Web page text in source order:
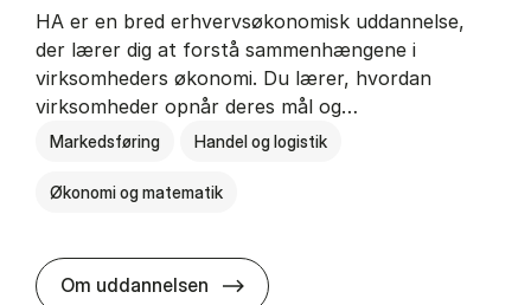
HA er en bred erhvervsøkonomisk uddannelse,
der lærer dig at forstå sammenhængene i
virksomheders økonomi. Du lærer, hvordan
virksomheder opnår deres mål og…
Markedsføring Handel og logistik
Økonomi og matematik
Om uddannelsen HA al­men erhvervs­økonomi